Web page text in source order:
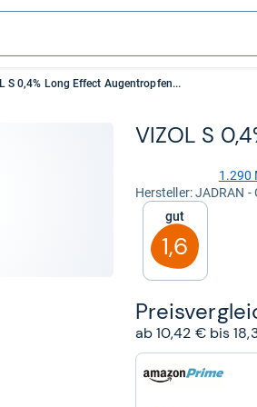
S 0,4% Long Effect Augentropfen...
VIZOL S
von
Sternen
1.290
Her­stel­ler: JADRAN -
Gut
1,6
ab 10,42 € bis
Shop: